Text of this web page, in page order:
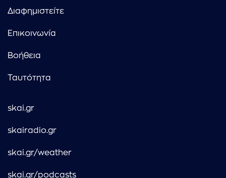
Διαφημιστείτε
Επικοινωνία
Βοήθεια
Ταυτότητα
skai.gr
skairadio.gr
skai.gr/weather
skai.gr/podcasts